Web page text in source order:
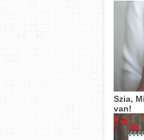
Szia,
van!